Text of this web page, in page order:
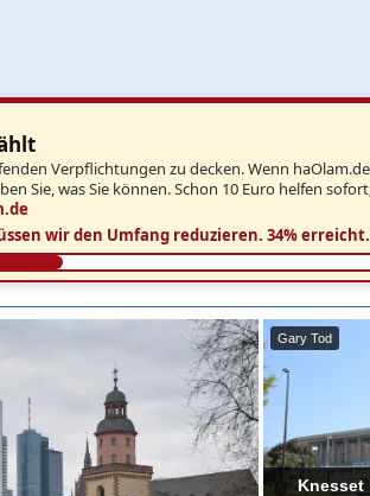
Verpflichtungen zu decken. Wenn
Sie, was Sie können. Schon 10 Euro helfen
wir den Umfang reduzieren. 34% erreicht.
Gary Tod
Knesset